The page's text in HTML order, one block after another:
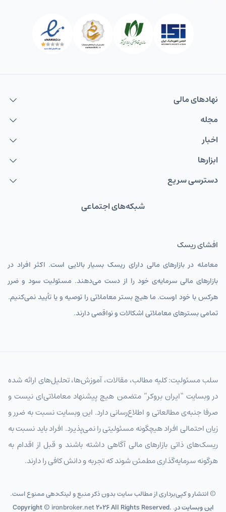
نهاد‌های مالی
مجله
اخبار
ابزارها
دسترسی سریع
شبکه‌های اجتماعی
افشای ریسک
معامله در بازارهای مالی دارای ریسک بسیار بالایی است. اکثر افراد در
بازارهای مالی سرمایه‌ی خود را از دست می‌دهند. مسئولیت سود و ضرر
هرکس با خود اوست. ما هیچ بستر معاملاتی را توصیه و یا تأیید نمی‌کنیم.
تمامی بسترهای معاملاتی اشکالات و نواقصی دارند.
سلب مسئولیت: کلیه مطالب، مقالات، آموزش‌ها، تحلیل‌های ارائه شده
در وبسایت “ایران بروکر” متضمن هیچ پیشنهاد معاملاتی‌ای نیست و
صرفا جنبه‌ی مطالعاتی و اطلاع‌رسانی دارد. این وبسایت نسبت به ضرر و
زیان احتمالی افراد هیچگونه مسئولیتی را نمی‌پذیرد. افراد باید نسبت به
ریسک‌های ذاتی بازارهای مالی آگاهی داشته باشند و قبل از اقدام به
هرگونه سرمایه‌گذاری مطمئن شوند که تجربه و دانش کافی را دارند.
© انتشار و کپی‌برداری از مطالب سایت بدون ذکر منبع و لینک‌دهی ممنوع است.
Copyright © iranbroker.net2026 All Rights Reserved. .این وبسایت در